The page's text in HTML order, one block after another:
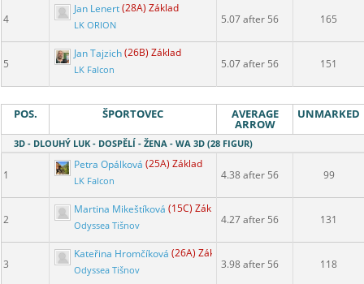
4
Jan Lenert(28A) Základ
LK ORION 5.07 after 56 165
5
Jan Tajzich(26B) Základ
LK Falcon 5.07 after 56 151
POS. ŠPORTOVEC AVERAGE
ARROW
UNMARKED
3D - DLOUHÝ LUK - DOSPĚLÍ - ŽENA - WA 3D (28 FIGUR)
1
Petra Opálková (25A) Základ
LK Falcon 4.38 after 56 99
2
Martina Mikeštíková (15C) Základ
Odyssea Tišnov 4.27 after 56 131
3
Kateřina Hromčíková (26A) Základ
Odyssea Tišnov 3.98 after 56 118